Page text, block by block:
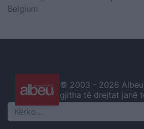
Belgium
© 2003 - 2026
gjitha të drejtat janë
Search